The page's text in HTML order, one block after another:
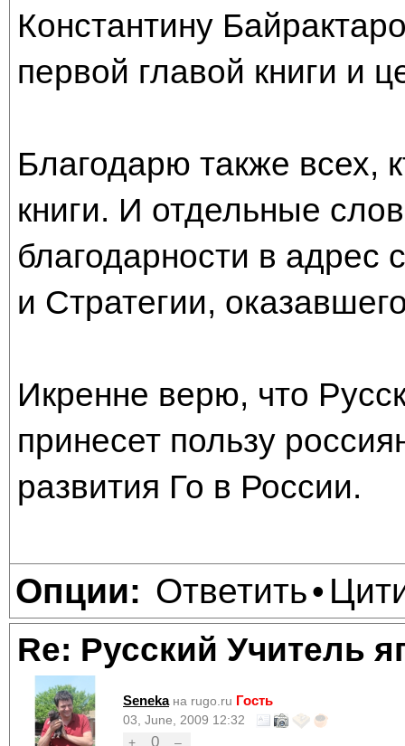
Константину
первой главой книги и
Благодарю также всех,
книги. И отдельные
благодарности в
и Стратегии,
Икренне верю, что
принесет пользу
развития Го в России.
Опции: Ответить•
Re: Русский Учитель
Seneka на rugo.ru Гость
03, June, 2009 12:32
+
0 –